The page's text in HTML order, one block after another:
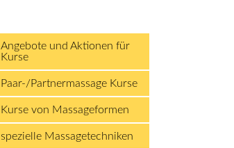
Suchbegriffe
Angebote und Aktionen für
Kurse
Paar-/Partnermassage Kurse
Kurse von Massageformen
spezielle Massagetechniken